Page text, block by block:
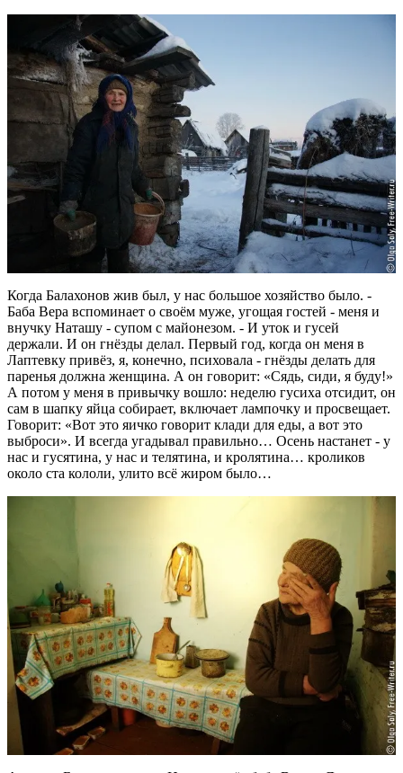
Когда Балахонов жив был, у нас большое хозяйство было. -
Баба Вера вспоминает о своём муже, угощая гостей - меня и
внучку Наташу - супом с майонезом. - И уток и гусей
держали. И он гнёзды делал. Первый год, когда он меня в
Лаптевку привёз, я, конечно, психовала - гнёзды делать для
паренья должна женщина. А он говорит: «Сядь, сиди, я буду!»
А потом у меня в привычку вошло: неделю гусиха отсидит, он
сам в шапку яйца собирает, включает лампочку и просвещает.
Говорит: «Вот это яичко говорит клади для еды, а вот это
выброси». И всегда угадывал правильно… Осень настанет - у
нас и гусятина, у нас и телятина, и кролятина… кроликов
около ста кололи, улито всё жиром было…